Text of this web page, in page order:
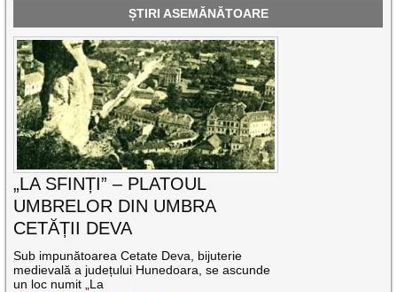
ȘTIRI ASEMĂNĂTOARE
„LA SFINȚI” – PLATOUL
UMBRELOR DIN UMBRA
CETĂȚII DEVA
Sub impunătoarea Cetate Deva, bijuterie
medievală a județului Hunedoara, se ascunde
un loc numit „La